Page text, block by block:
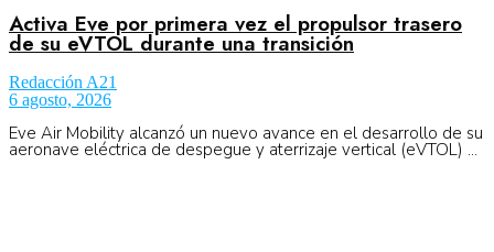
Organismos
Aeroespacial
Activa Eve por primera vez el propulsor trasero
de su eVTOL durante una transición
Redacción A21
6 agosto, 2026
Eve Air Mobility alcanzó un nuevo avance en el desarrollo de su
aeronave eléctrica de despegue y aterrizaje vertical (eVTOL) ...